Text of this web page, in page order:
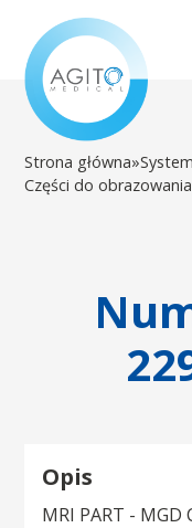
Strona główna»
Części do obrazowania
Opis
MRI PART - MGD